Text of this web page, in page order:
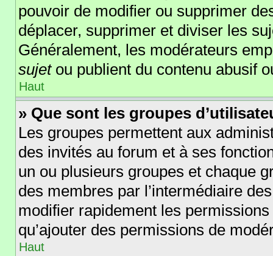
pouvoir de modifier ou supprimer
déplacer, supprimer et diviser les
Généralement, les modérateurs
sujetou publient du contenu abusif
Haut
» Que sont les groupes
Les groupes permettent aux
des invités au forum et à ses
un ou plusieurs groupes et chaque
des membres par l’intermédiaire
modifier rapidement les
qu’ajouter des permissions de
Haut